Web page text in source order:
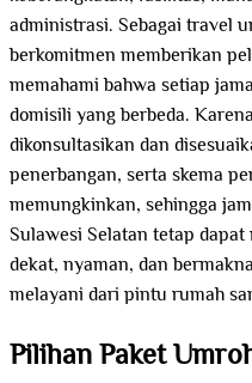
administrasi. Sebagai travel
berkomitmen memberikan
memahami bahwa setiap
domisili yang berbeda.
dikonsultasikan dan
penerbangan, serta skema
memungkinkan, sehingga
Sulawesi Selatan tetap
dekat, nyaman, dan
melayani dari pintu rumah
Pilihan Paket